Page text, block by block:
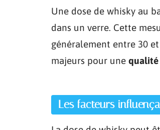
Une dose de whisky au
dans un verre. Cette
généralement entre 30
majeurs pour une qualité
Les facteurs